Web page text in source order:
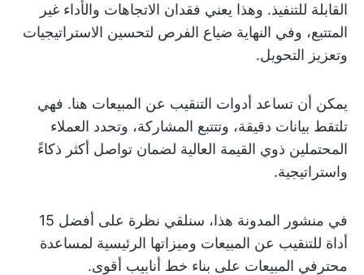
القابلة للتنفيذ. وهذا يعني فقدان الاتجاهات والأداء غير
المتتبع، وفي النهاية ضياع الفرص لتحسين الاستراتيجيات
وتعزيز التحويل.
يمكن أن تساعد أدوات التنقيب عن المبيعات هنا. فهي
تلتقط بيانات دقيقة، وتتتبع المشاركة، وتحدد العملاء
المحتملين ذوي القيمة العالية لضمان تواصل أكثر ذكاءً
واستراتيجية.
في منشور المدونة هذا، سنلقي نظرة على أفضل 15
أداة للتنقيب عن المبيعات وميزاتها الرئيسية لمساعدة
محترفي المبيعات على بناء خط أنابيب أقوى.